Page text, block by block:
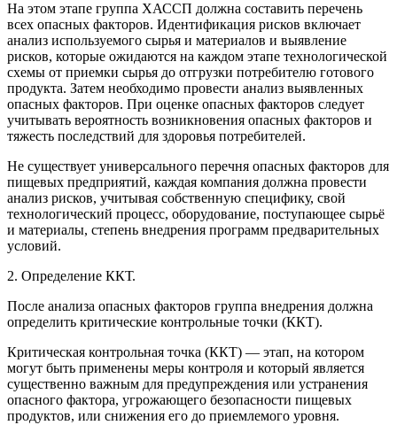
На этом этапе группа ХАССП должна составить перечень
всех опасных факторов. Идентификация рисков включает
анализ используемого сырья и материалов и выявление
рисков, которые ожидаются на каждом этапе технологической
схемы от приемки сырья до отгрузки потребителю готового
продукта. Затем необходимо провести анализ выявленных
опасных факторов. При оценке опасных факторов следует
учитывать вероятность возникновения опасных факторов и
тяжесть последствий для здоровья потребителей.
Не существует универсального перечня опасных факторов для
пищевых предприятий, каждая компания должна провести
анализ рисков, учитывая собственную специфику, свой
технологический процесс, оборудование, поступающее сырьё
и материалы, степень внедрения программ предварительных
условий.
2. Определение ККТ.
После анализа опасных факторов группа внедрения должна
определить критические контрольные точки (ККТ).
Критическая контрольная точка (ККТ) — этап, на котором
могут быть применены меры контроля и который является
существенно важным для предупреждения или устранения
опасного фактора, угрожающего безопасности пищевых
продуктов, или снижения его до приемлемого уровня.